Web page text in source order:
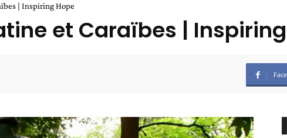
| Inspiring Hope
et Caraïbes |